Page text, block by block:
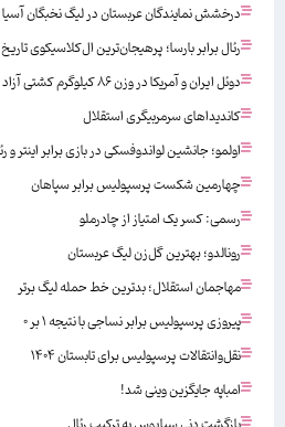
درخشش نمایندگان عربستان در لیگ نخبگان آسیا
رئال برابر بارسا؛ پرهیجان‌‌ترین ال‌کلاسیکوی تاریخ
دوئل ایران و آمریکا در وزن ۸۶ کیلوگرم کشتی آزاد
کاندیداهای سرمربیگری استقلال
اولمو؛ جانشین لواندوفسکی در بازی برابر اینتر و رئال
چهارمین شکست پرسپولیس برابر سپاهان
رسمی: کسر یک امتیاز از چادرملو
رونالدو؛ بهترین گل‌زن لیگ عربستان
مهاجمان استقلال؛ بدترین خط حمله لیگ برتر
پیروزی پرسپولیس برابر نساجی با نتیجه ۱ بر ۰
نقل‌وانتقالات پرسپولیس برای تابستان ۱۴۰۴
امباپه جایگزین وینی شد!